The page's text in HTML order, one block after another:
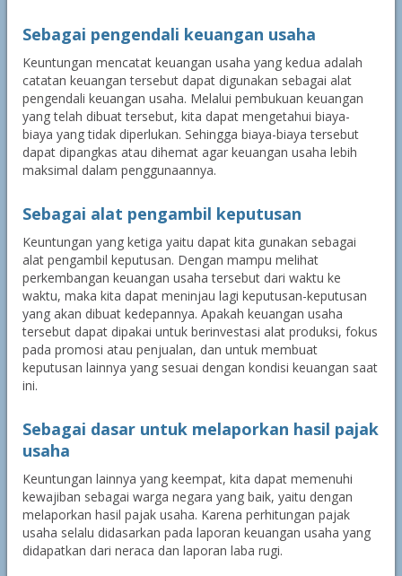
Sebagai pengendali keuangan usaha
Keuntungan mencatat keuangan usaha yang kedua adalah
catatan keuangan tersebut dapat digunakan sebagai alat
pengendali keuangan usaha. Melalui pembukuan keuangan
yang telah dibuat tersebut, kita dapat mengetahui biaya-
biaya yang tidak diperlukan. Sehingga biaya-biaya tersebut
dapat dipangkas atau dihemat agar keuangan usaha lebih
maksimal dalam penggunaannya.
Sebagai alat pengambil keputusan
Keuntungan yang ketiga yaitu dapat kita gunakan sebagai
alat pengambil keputusan. Dengan mampu melihat
perkembangan keuangan usaha tersebut dari waktu ke
waktu, maka kita dapat meninjau lagi keputusan-keputusan
yang akan dibuat kedepannya. Apakah keuangan usaha
tersebut dapat dipakai untuk berinvestasi alat produksi, fokus
pada promosi atau penjualan, dan untuk membuat
keputusan lainnya yang sesuai dengan kondisi keuangan saat
ini.
Sebagai dasar untuk melaporkan hasil pajak
usaha
Keuntungan lainnya yang keempat, kita dapat memenuhi
kewajiban sebagai warga negara yang baik, yaitu dengan
melaporkan hasil pajak usaha. Karena perhitungan pajak
usaha selalu didasarkan pada laporan keuangan usaha yang
didapatkan dari neraca dan laporan laba rugi.